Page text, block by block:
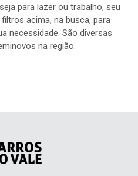
para lazer ou trabalho, seu
acima, na busca, para
necessidade. São diversas
na região.